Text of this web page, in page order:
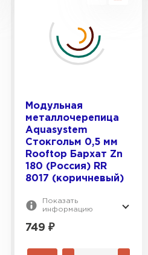
Модульная
металлочерепица
Aquasystem
Стокгольм 0,5 мм
Rooftop Бархат Zn
180 (Россия) RR
8017 (коричневый)
Показать
информацию
749 ₽